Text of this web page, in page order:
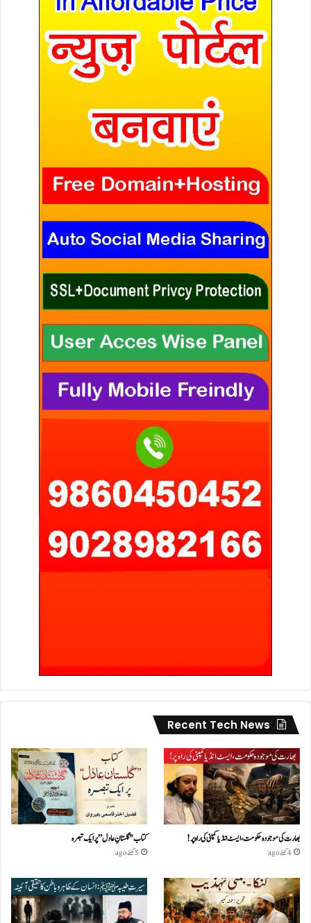
Recent Tech News
بھارت کی موجودہ حکومت،ایسٹ انڈیا کمپنی کی راہ پر!
4 گھنٹے ago
کتاب "گلستانِ عادل” پر ایک تبصرہ
5 گھنٹے ago